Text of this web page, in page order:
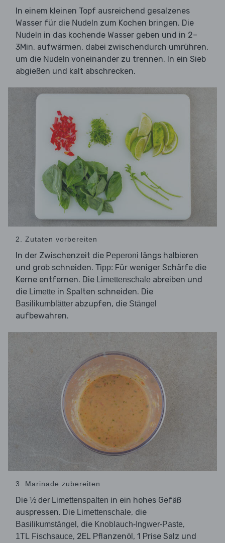
In einem kleinen Topf ausreichend gesalzenes
Wasser für die Nudeln zum Kochen bringen. Die
Nudeln in das kochende Wasser geben und in 2–
3Min. aufwärmen, dabei zwischendurch umrühren,
um die Nudeln voneinander zu trennen. In ein Sieb
abgießen und kalt abschrecken.
2. Zutaten vorbereiten
In der Zwischenzeit die Peperoni längs halbieren
und grob schneiden. Tipp: Für weniger Schärfe die
Kerne entfernen. Die Limettenschale abreiben und
die Limette in Spalten schneiden. Die
Basilikumblätter abzupfen, die Stängel
aufbewahren.
3. Marinade zubereiten
Die ½ der Limettenspalten in ein hohes Gefäß
auspressen. Die Limettenschale, die
Basilikumstängel , die Knoblauch-Ingwer-Paste,
1TL Fischsauce, 2EL Pflanzenöl, 1 Prise Salz und